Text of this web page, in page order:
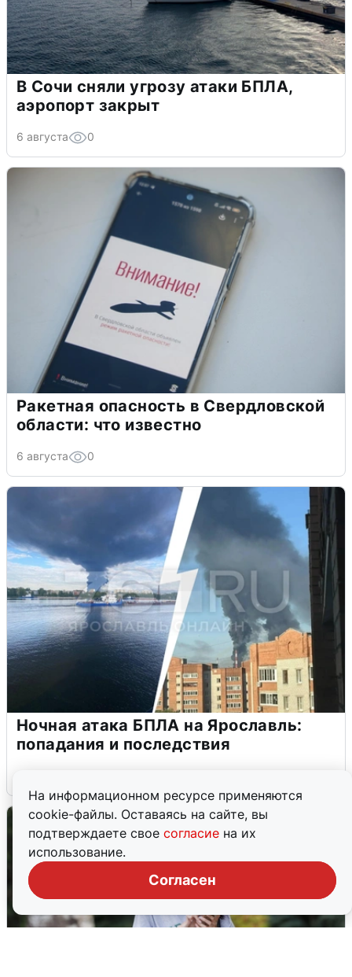
На информационном ресурсе применяются
cookie-файлы. Оставаясь на сайте, вы
подтверждаете свое согласие на их
использование.
Согласен
В Сочи сняли угрозу атаки БПЛА,
аэропорт закрыт
6 августа 0
Ракетная опасность в Свердловской
области: что известно
6 августа 0
Ночная атака БПЛА на Ярославль:
попадания и последствия